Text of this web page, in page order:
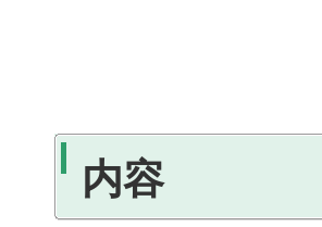
内容